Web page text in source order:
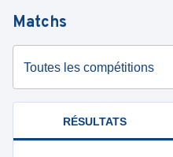
Matchs
Toutes les compétitions
RÉSULTATS